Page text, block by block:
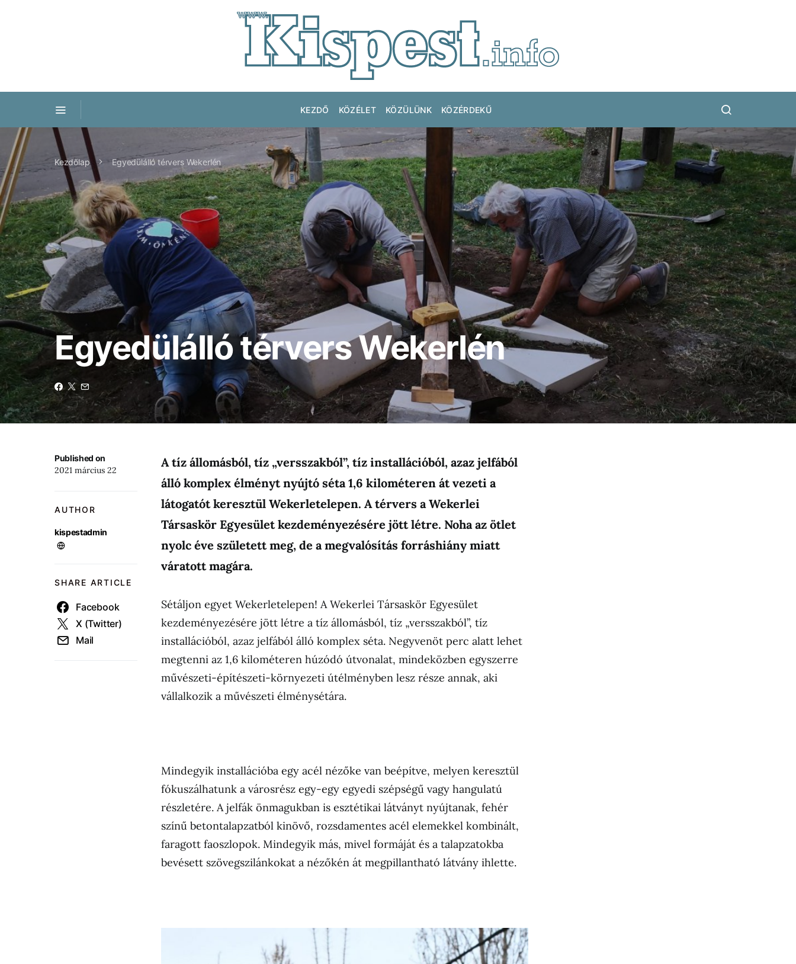
KEZDŐ KÖZÉLET KÖZÜLÜNK KÖZÉRDEKŰ
Kezdőlap Egyedülálló térvers Wekerlén
Egyedülálló térvers Wekerlén
Published on
2021 március 22
AUTHOR
kispestadmin
SHARE ARTICLE
Facebook
X (Twitter)
Mail
A tíz állomásból, tíz „versszakból”, tíz installációból, azaz jelfából
álló komplex élményt nyújtó séta 1,6 kilométeren át vezeti a
látogatót keresztül Wekerletelepen. A térvers a Wekerlei
Társaskör Egyesület kezdeményezésére jött létre. Noha az ötlet
nyolc éve született meg, de a megvalósítás forráshiány miatt
váratott magára.
Sétáljon egyet Wekerletelepen! A Wekerlei Társaskör Egyesület
kezdeményezésére jött létre a tíz állomásból, tíz „versszakból”, tíz
installációból, azaz jelfából álló komplex séta. Negyvenöt perc alatt lehet
megtenni az 1,6 kilométeren húzódó útvonalat, mindeközben egyszerre
művészeti-építészeti-környezeti útélményben lesz része annak, aki
vállalkozik a művészeti élménysétára.
Mindegyik installációba egy acél nézőke van beépítve, melyen keresztül
fókuszálhatunk a városrész egy-egy egyedi szépségű vagy hangulatú
részletére. A jelfák önmagukban is esztétikai látványt nyújtanak, fehér
színű betontalapzatból kinövő, rozsdamentes acél elemekkel kombinált,
faragott faoszlopok. Mindegyik más, mivel formáját és a talapzatokba
bevésett szövegszilánkokat a nézőkén át megpillantható látvány ihlette.